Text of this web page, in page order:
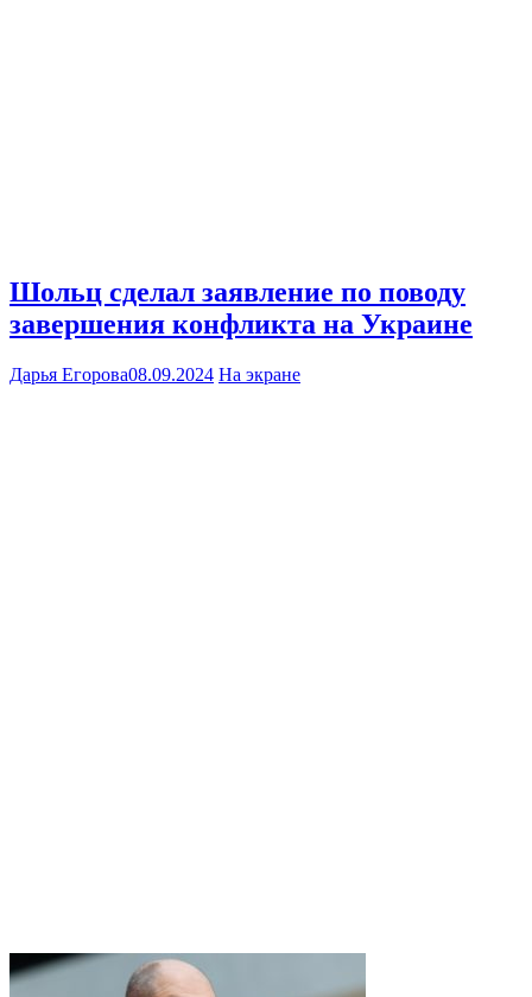
Шольц сделал заявление по поводу
завершения конфликта на Украине
Дарья Егорова08.09.2024 На экране